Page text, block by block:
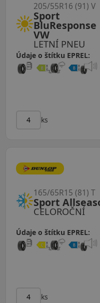
LETNÍ PNEU
Sport
BluResponse
VW
205/55R16 (91) V
Údaje o štítku EPREL:
ks
CELOROČNÍ
Sport
165/65R15 (81) T
Údaje o štítku EPREL:
ks